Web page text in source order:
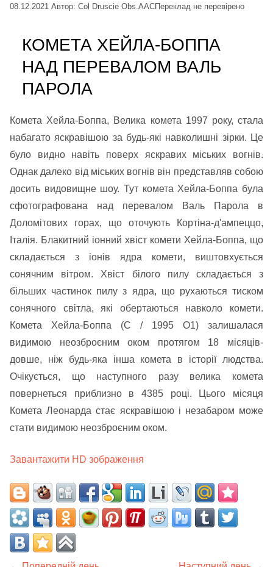
08.12.2021 Автор: Col Druscie Obs.AACПереклад не перевірено
КОМЕТА ХЕЙЛА-БОППА
НАД ПЕРЕВАЛОМ ВАЛЬ
ПАРОЛА
Комета Хейла-Боппа, Велика комета 1997 року, стала
набагато яскравішою за будь-які навколишні зірки. Це
було видно навіть поверх яскравих міських вогнів.
Однак далеко від міських вогнів він представляв собою
досить видовищне шоу. Тут комета Хейла-Боппа була
сфотографована над перевалом Валь Парола в
Доломітових горах, що оточують Кортіна-д'ампеццо,
Італія. Блакитний іонний хвіст комети Хейла-Боппа, що
складається з іонів ядра комети, виштовхується
сонячним вітром. Хвіст білого пилу складається з
більших частинок пилу з ядра, що рухаються тиском
сонячного світла, які обертаються навколо комети.
Комета Хейла-Боппа (C / 1995 O1) залишалася
видимою неозброєним оком протягом 18 місяців-
довше, ніж будь-яка інша комета в історії людства.
Очікується, що наступного разу велика комета
повернеться приблизно в 4385 році. Цього місяця
Комета Леонарда стає яскравішою і незабаром може
стати видимою неозброєним оком.
Завантажити HD зображення